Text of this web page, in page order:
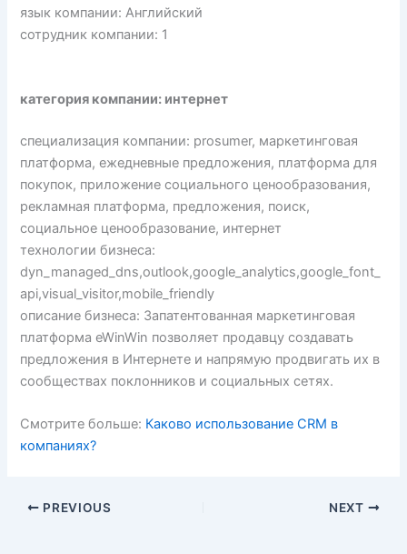
язык компании: Английский
сотрудник компании: 1
категория компании: интернет
специализация компании: prosumer, маркетинговая
платформа, ежедневные предложения, платформа для
покупок, приложение социального ценообразования,
рекламная платформа, предложения, поиск,
социальное ценообразование, интернет
технологии бизнеса:
dyn_managed_dns,outlook,google_analytics,google_font_
api,visual_visitor,mobile_friendly
описание бизнеса: Запатентованная маркетинговая
платформа eWinWin позволяет продавцу создавать
предложения в Интернете и напрямую продвигать их в
сообществах поклонников и социальных сетях.
Смотрите больше: Каково использование CRM в
компаниях?
PREVIOUS NEXT